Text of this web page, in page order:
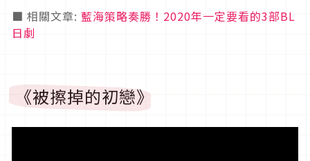
■ 相關文章: 藍海策略奏勝！2020年一定要看的3部BL
日劇
《被擦掉的初戀》